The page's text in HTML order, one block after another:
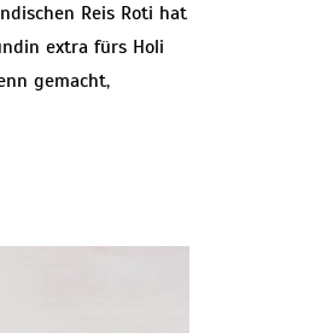
Reis Roti hat
extra fürs Holi
gemacht,